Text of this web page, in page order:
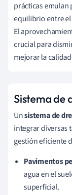
prácticas emulan
equilibrio entre
El
crucial para
mejorar la
Sistema de
Unsistema de
integrar diversas
gestión eficiente
Pavimentos
agua en el
superficial.